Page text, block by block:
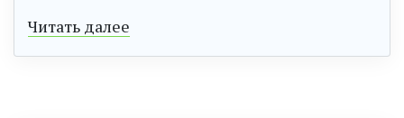
Читать далее